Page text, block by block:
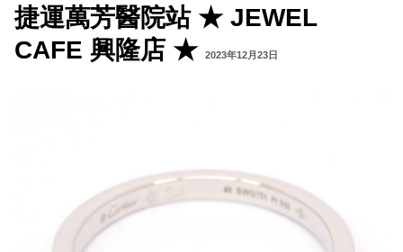
捷運萬芳醫院站 ★ JEWEL
CAFE 興隆店 ★
2023年12月23日